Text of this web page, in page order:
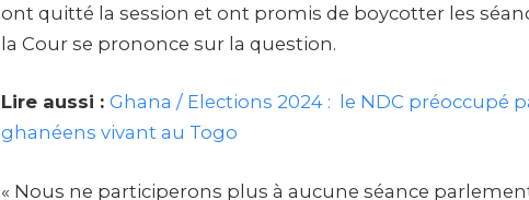
ont quitté la session et ont promis de boycotter les
la Cour se prononce sur la question.
Lire aussi : Ghana / Elections 2024 : le NDC préoccupé
ghanéens vivant au Togo
« Nous ne participerons plus à aucune séance